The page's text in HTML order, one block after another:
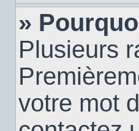
»
Plusieurs
votre mot